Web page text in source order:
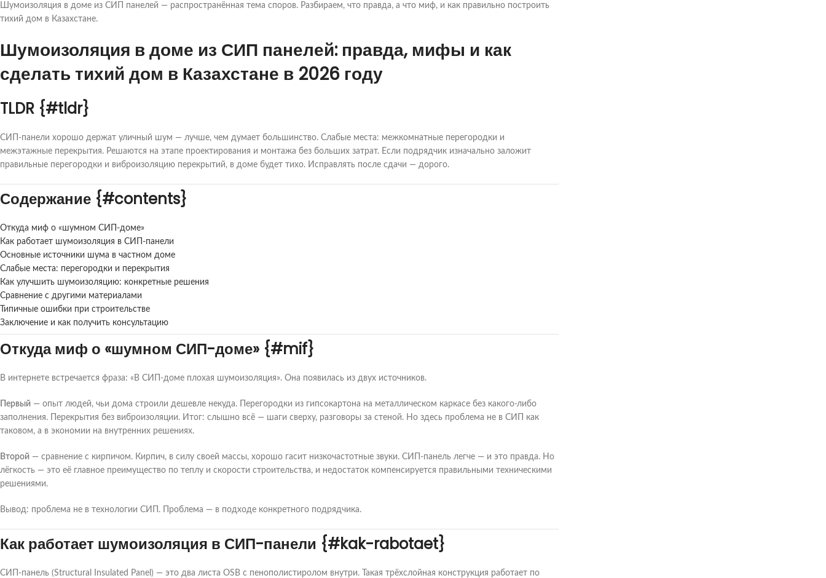
Шумоизоляция в доме из СИП панелей — распространённая тема споров. Разбираем, что правда, а что миф, и как правильно построить
тихий дом в Казахстане.
Шумоизоляция в доме из СИП панелей: правда, мифы и как
сделать тихий дом в Казахстане в 2026 году
TLDR {#tldr}
СИП-панели хорошо держат уличный шум — лучше, чем думает большинство. Слабые места: межкомнатные перегородки и
межэтажные перекрытия. Решаются на этапе проектирования и монтажа без больших затрат. Если подрядчик изначально заложит
правильные перегородки и виброизоляцию перекрытий, в доме будет тихо. Исправлять после сдачи — дорого.
Содержание {#contents}
Откуда миф о «шумном СИП-доме»
Как работает шумоизоляция в СИП-панели
Основные источники шума в частном доме
Слабые места: перегородки и перекрытия
Как улучшить шумоизоляцию: конкретные решения
Сравнение с другими материалами
Типичные ошибки при строительстве
Заключение и как получить консультацию
Откуда миф о «шумном СИП-доме» {#mif}
В интернете встречается фраза: «В СИП-доме плохая шумоизоляция». Она появилась из двух источников.
Первый — опыт людей, чьи дома строили дешевле некуда. Перегородки из гипсокартона на металлическом каркасе без какого-либо
заполнения. Перекрытия без виброизоляции. Итог: слышно всё — шаги сверху, разговоры за стеной. Но здесь проблема не в СИП как
таковом, а в экономии на внутренних решениях.
Второй — сравнение с кирпичом. Кирпич, в силу своей массы, хорошо гасит низкочастотные звуки. СИП-панель легче — и это правда. Но
лёгкость — это её главное преимущество по теплу и скорости строительства, и недостаток компенсируется правильными техническими
решениями.
Вывод: проблема не в технологии СИП. Проблема — в подходе конкретного подрядчика.
Как работает шумоизоляция в СИП-панели {#kak-rabotaet}
СИП-панель (Structural Insulated Panel) — это два листа OSB с пенополистиролом внутри. Такая трёхслойная конструкция работает по